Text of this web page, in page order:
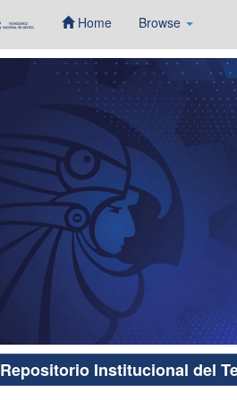
Home Browse
Repositorio Institucional del